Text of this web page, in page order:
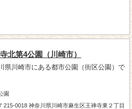
北第4公園（川崎市）
県川崎市にある都市公園（街区公園）で
園
215-0018 神奈川県川崎市麻生区王禅寺東２丁目